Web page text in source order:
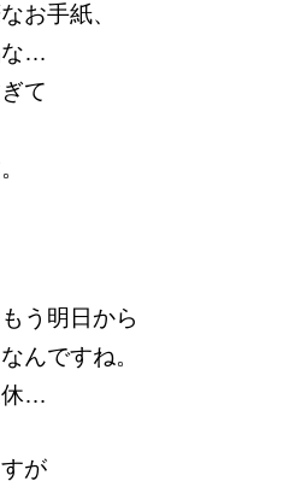
お手紙、
な…
て
う明日から
んですね。
休…
が